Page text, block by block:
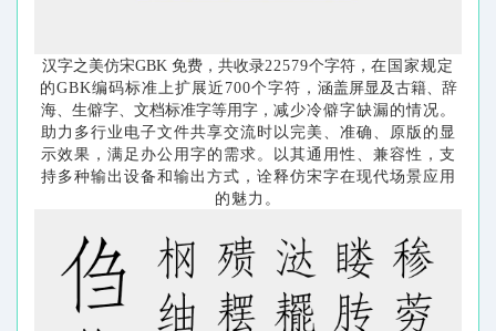
汉字之美仿宋GBK 免费，共收录22579个字符， 在国家规定
的GBK编码标准上扩展近700个字符， 涵盖屏显及古籍、辞
海、生僻字、文档标准字等用字， 减少冷僻字缺漏的情况。
助力多行业电子文件共享交流时以完美、准确、原版的显
示效果，满足办公用字的需求。以其通用性、兼容性，支
持多种输出设备和输出方式，诠释仿宋字在现代场景应用
的魅力。